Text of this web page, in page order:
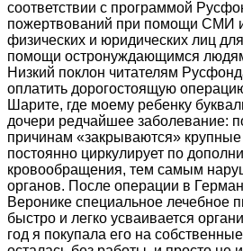
соответствии с программой
пожертвований при помощи СМИ и
физических и юридических лиц
помощи остронуждающимся
Низкий поклон читателям
оплатить дорогостоящую
Шарите, где моему ребенку
дочери редчайшее заболевание:
причинам «закрываются»
постоянно циркулирует по
кровообращения, тем самым
органов. После операции в
Веронике специальное лечебное
быстро и легко усваивается
год я покупала его на